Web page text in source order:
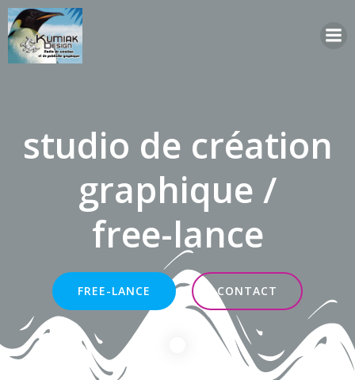
studio de création
graphique /
free-lance
FREE-LANCE CONTACT